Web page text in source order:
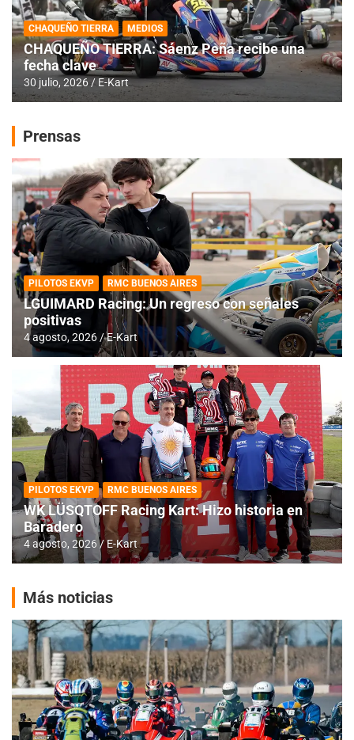
CHAQUEÑO TIERRA MEDIOS
CHAQUEÑO TIERRA: Sáenz Peña recibe una
fecha clave
30 julio, 2026 E-Kart
Prensas
PILOTOS EKVP RMC BUENOS AIRES
LGUIMARD Racing: Un regreso con señales
positivas
4 agosto, 2026 E-Kart
PILOTOS EKVP RMC BUENOS AIRES
WK LÜSQTOFF Racing Kart: Hizo historia en
Baradero
4 agosto, 2026 E-Kart
Más noticias